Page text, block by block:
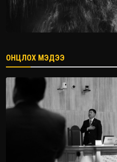
2026.08.08
ОНЦЛОХ МЭДЭЭ